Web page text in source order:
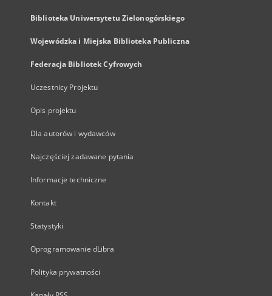
Biblioteka Uniwersytetu Zielonogórskiego
Wojewódzka i Miejska Biblioteka Publiczna
Federacja Bibliotek Cyfrowych
Uczestnicy Projektu
Opis projektu
Dla autorów i wydawców
Najczęściej zadawane pytania
Informacje techniczne
Kontakt
Statystyki
Oprogramowanie dLibra
Polityka prywatności